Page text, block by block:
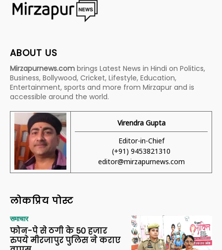
ABOUT US
Mirzapurnews.com brings Latest News in Hindi on Politics,
Business, Bollywood, Cricket, Lifestyle, Education,
Entertainment, sports and more from Mirzapur and is
accessible around the world.
Virendra Gupta
Editor-in-Chief
(+91) 9453821310
editor@mirzapurnews.com
लोकप्रिय पोस्ट
समाचार
फोन-पे से ठगी के 50 हजार
रुपये मीरजापुर पुलिस ने कराए